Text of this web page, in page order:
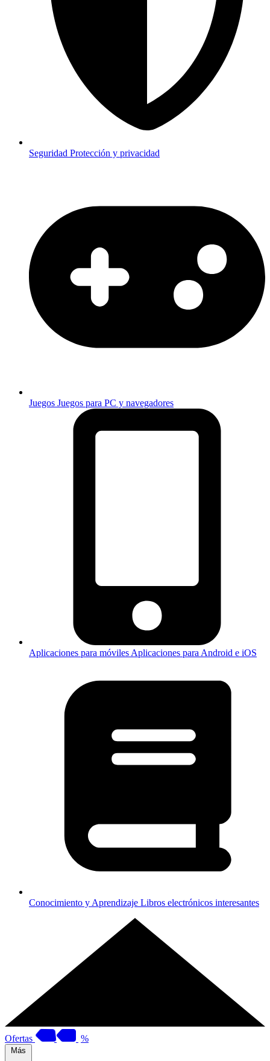
Seguridad Protección y privacidad
Juegos Juegos para PC y navegadores
Aplicaciones para móviles Aplicaciones para Android e iOS
Conocimiento y Aprendizaje Libros electrónicos interesantes
Ofertas %
Más